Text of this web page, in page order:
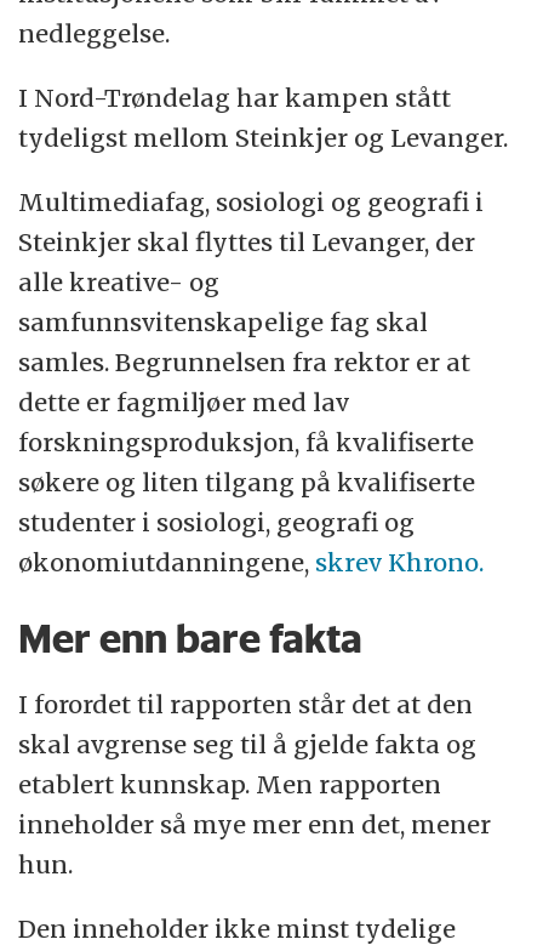
nedleggelse.
I Nord-Trøndelag har kampen stått
tydeligst mellom Steinkjer og Levanger.
Multimediafag, sosiologi og geografi i
Steinkjer skal flyttes til Levanger, der
alle kreative- og
samfunnsvitenskapelige fag skal
samles. Begrunnelsen fra rektor er at
dette er fagmiljøer med lav
forskningsproduksjon, få kvalifiserte
søkere og liten tilgang på kvalifiserte
studenter i sosiologi, geografi og
økonomiutdanningene, skrev Khrono.
Mer enn bare fakta
I forordet til rapporten står det at den
skal avgrense seg til å gjelde fakta og
etablert kunnskap. Men rapporten
inneholder så mye mer enn det, mener
hun.
Den inneholder ikke minst tydelige